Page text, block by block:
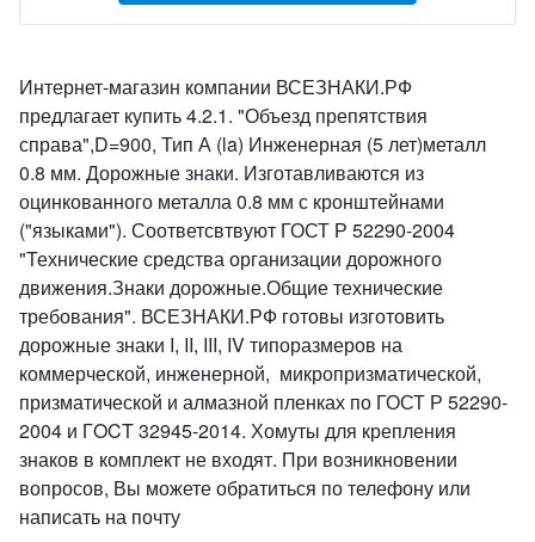
Интернет-магазин компании ВСЕЗНАКИ.РФ
предлагает купить 4.2.1. "Объезд препятствия
справа",D=900, Тип А (la) Инженерная (5 лет)металл
0.8 мм. Дорожные знаки. Изготавливаются из
оцинкованного металла 0.8 мм с кронштейнами
("языками"). Соответсвтвуют ГОСТ Р 52290-2004
"Технические средства организации дорожного
движения.Знаки дорожные.Общие технические
требования". ВСЕЗНАКИ.РФ готовы изготовить
дорожные знаки I, II, III, IV типоразмеров на
коммерческой, инженерной, микропризматической,
призматической и алмазной пленках по ГОСТ Р 52290-
2004 и ГOCT 32945-2014. Хомуты для крепления
знаков в комплект не входят. При возникновении
вопросов, Вы можете обратиться по телефону или
написать на почту